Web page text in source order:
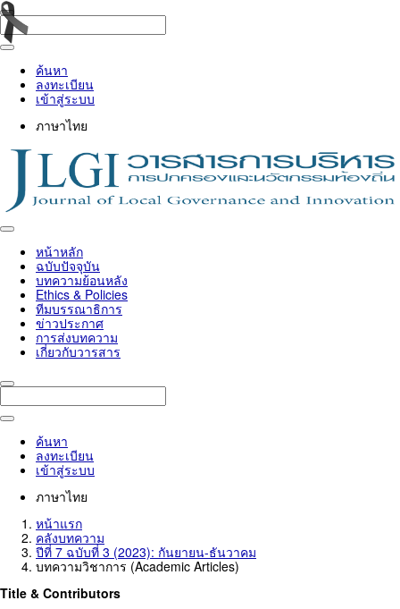
ค้นหา
ลงทะเบียน
เข้าสู่ระบบ
ภาษาไทย
Toggle
navigation
หน้าหลัก
ฉบับปัจจุบัน
บทความย้อนหลัง
Ethics & Policies
ทีมบรรณาธิการ
ข่าวประกาศ
การส่งบทความ
เกี่ยวกับวารสาร
ค้นหา
ลงทะเบียน
เข้าสู่ระบบ
ภาษาไทย
หน้าแรก
คลังบทความ
ปีที่ 7 ฉบับที่ 3 (2023): กันยายน-ธันวาคม
บทความวิชาการ (Academic Articles)
Title & Contributors